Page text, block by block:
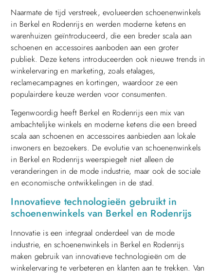
Naarmate de tijd verstreek, evolueerden schoenenwinkels
in Berkel en Rodenrijs en werden moderne ketens en
warenhuizen geïntroduceerd, die een breder scala aan
schoenen en accessoires aanboden aan een groter
publiek. Deze ketens introduceerden ook nieuwe trends in
winkelervaring en marketing, zoals etalages,
reclamecampagnes en kortingen, waardoor ze een
populairdere keuze werden voor consumenten.
Tegenwoordig heeft Berkel en Rodenrijs een mix van
ambachtelijke winkels en moderne ketens die een breed
scala aan schoenen en accessoires aanbieden aan lokale
inwoners en bezoekers. De evolutie van schoenenwinkels
in Berkel en Rodenrijs weerspiegelt niet alleen de
veranderingen in de mode industrie, maar ook de sociale
en economische ontwikkelingen in de stad.
Innovatieve technologieën gebruikt in
schoenenwinkels van Berkel en Rodenrijs
Innovatie is een integraal onderdeel van de mode
industrie, en schoenenwinkels in Berkel en Rodenrijs
maken gebruik van innovatieve technologieën om de
winkelervaring te verbeteren en klanten aan te trekken. Van